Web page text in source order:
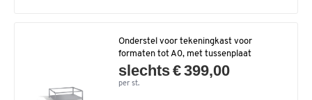
Onderstel voor tekeningkast voor
formaten tot A0, met tussenplaat
slechts € 399,00
per st.